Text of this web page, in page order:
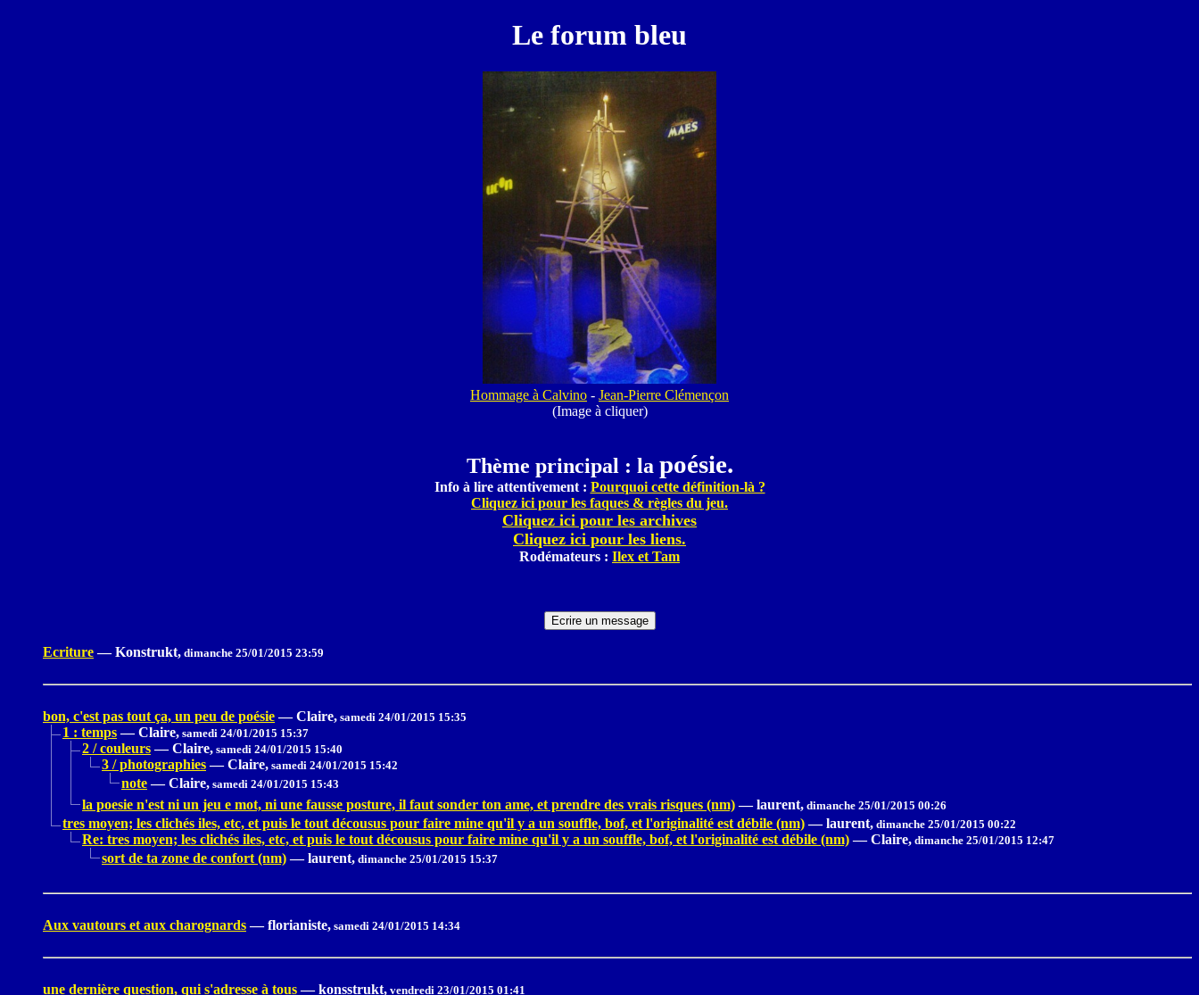
Le forum bleu
Hommage à Calvino - Jean-Pierre Clémençon
(Image à cliquer)
Thème principal : la poésie.
Info à lire attentivement : Pourquoi cette définition-là ?
Cliquez ici pour les faques & règles du jeu.
Cliquez ici pour les archives
Cliquez ici pour les liens.
Rodémateurs : Ilex et Tam
Ecriture — Konstrukt, dimanche 25/01/2015 23:59
bon, c'est pas tout ça, un peu de poésie — Claire, samedi 24/01/2015 15:35
1 : temps — Claire, samedi 24/01/2015 15:37
2 / couleurs — Claire, samedi 24/01/2015 15:40
3 / photographies — Claire, samedi 24/01/2015 15:42
note — Claire, samedi 24/01/2015 15:43
la poesie n'est ni un jeu e mot, ni une fausse posture, il faut sonder ton ame, et prendre des vrais risques (nm) — laurent, dimanche 25/01/2015 00:26
tres moyen; les clichés iles, etc, et puis le tout décousus pour faire mine qu'il y a un souffle, bof, et l'originalité est débile (nm) — laurent, dimanche 25/01/2015 00:22
Re: tres moyen; les clichés iles, etc, et puis le tout décousus pour faire mine qu'il y a un souffle, bof, et l'originalité est débile (nm) — Claire, dimanche 25/01/2015 12:47
sort de ta zone de confort (nm) — laurent, dimanche 25/01/2015 15:37
Aux vautours et aux charognards — florianiste, samedi 24/01/2015 14:34
une dernière question, qui s'adresse à tous — konsstrukt, vendredi 23/01/2015 01:41